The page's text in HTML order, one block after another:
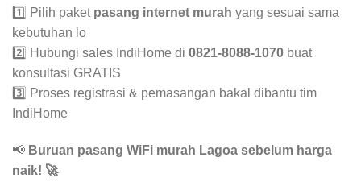
1️⃣ Pilih paket pasang internet murah yang sesuai sama
kebutuhan lo
2️⃣ Hubungi sales IndiHome di 0821-8088-1070 buat
konsultasi GRATIS
3️⃣ Proses registrasi & pemasangan bakal dibantu tim
IndiHome
📢 Buruan pasang WiFi murah Lagoa sebelum harga
naik! 🚀